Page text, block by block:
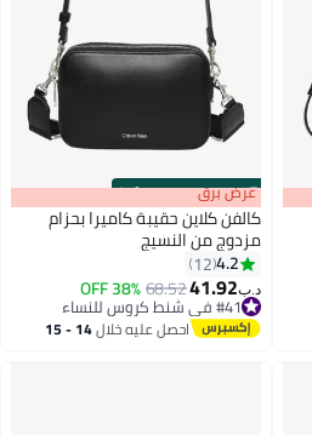
00m:00s
·
100% Left عرض برق
كالفن كلاين حقيبة كاميرا بحزام
مزدوج من النسيج
4.2
12
د.ب‏41.92
68.52
38% OFF
#41 في شنط كروس للنساء
#41 في شنط كروس للنساء احصل عليه خلال 14 - 15